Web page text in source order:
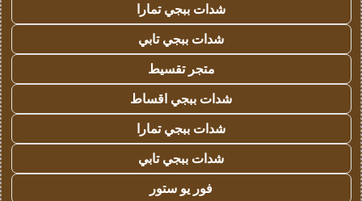
شدات ببجي تمارا
شدات ببجي تابي
متجر تقسيط
شدات ببجي اقساط
شدات ببجي تمارا
شدات ببجي تابي
فور يو ستور